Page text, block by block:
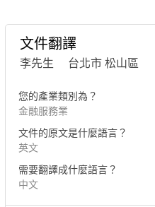
文件翻譯
李先生 台北市 松山區
您的產業類別為？
金融服務業
文件的原文是什麼語言？
英文
需要翻譯成什麼語言？
中文